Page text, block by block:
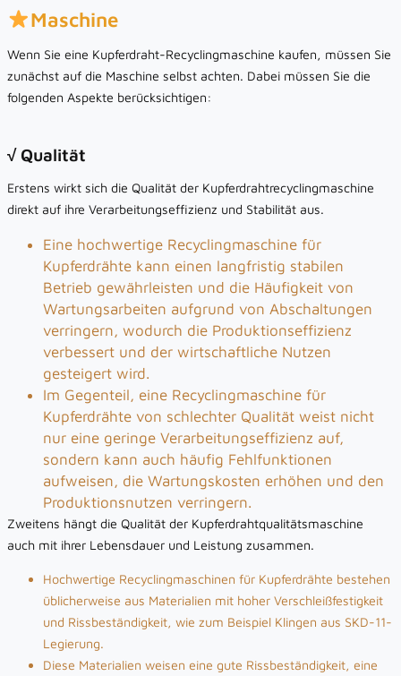
Maschine
Wenn Sie eine Kupferdraht-Recyclingmaschine kaufen, müssen Sie
zunächst auf die Maschine selbst achten. Dabei müssen Sie die
folgenden Aspekte berücksichtigen:
√ Qualität
Erstens wirkt sich die Qualität der Kupferdrahtrecyclingmaschine
direkt auf ihre Verarbeitungseffizienz und Stabilität aus.
Eine hochwertige Recyclingmaschine für
Kupferdrähte kann einen langfristig stabilen
Betrieb gewährleisten und die Häufigkeit von
Wartungsarbeiten aufgrund von Abschaltungen
verringern, wodurch die Produktionseffizienz
verbessert und der wirtschaftliche Nutzen
gesteigert wird.
Im Gegenteil, eine Recyclingmaschine für
Kupferdrähte von schlechter Qualität weist nicht
nur eine geringe Verarbeitungseffizienz auf,
sondern kann auch häufig Fehlfunktionen
aufweisen, die Wartungskosten erhöhen und den
Produktionsnutzen verringern.
Zweitens hängt die Qualität der Kupferdrahtqualitätsmaschine
auch mit ihrer Lebensdauer und Leistung zusammen.
Hochwertige Recyclingmaschinen für Kupferdrähte bestehen
üblicherweise aus Materialien mit hoher Verschleißfestigkeit
und Rissbeständigkeit, wie zum Beispiel Klingen aus SKD-11-
Legierung.
Diese Materialien weisen eine gute Rissbeständigkeit, eine